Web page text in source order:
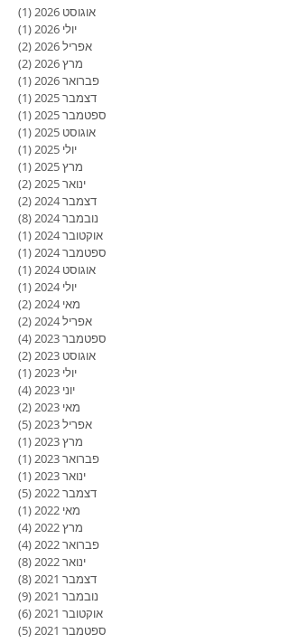
אוגוסט 2026 (1)
יולי 2026
(1)
אפריל 2026
(2)
מרץ 2026
(2)
פברואר 2026
(1)
דצמבר 2025
(1)
ספטמבר 2025
(1)
אוגוסט 2025
(1)
יולי 2025
(1)
מרץ 2025
(1)
ינואר 2025
(2)
דצמבר 2024
(2)
נובמבר 2024
(8)
אוקטובר 2024
(1)
ספטמבר 2024
(1)
אוגוסט 2024
(1)
יולי 2024
(1)
מאי 2024
(2)
אפריל 2024
(2)
ספטמבר 2023
(4)
אוגוסט 2023
(2)
יולי 2023
(1)
יוני 2023
(4)
מאי 2023
(2)
אפריל 2023
(5)
מרץ 2023
(1)
פברואר 2023
(1)
ינואר 2023
(1)
דצמבר 2022
(5)
מאי 2022
(1)
מרץ 2022
(4)
פברואר 2022
(4)
ינואר 2022
(8)
דצמבר 2021
(8)
נובמבר 2021
(9)
אוקטובר 2021
(6)
ספטמבר 2021
(5)